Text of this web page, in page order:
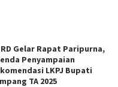
Gelar Rapat Paripurna,
Penyampaian
LKPJ Bupati
TA 2025